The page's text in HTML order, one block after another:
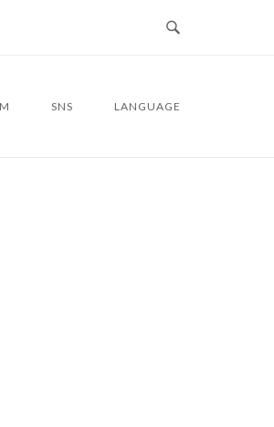
SNS LANGUAGE